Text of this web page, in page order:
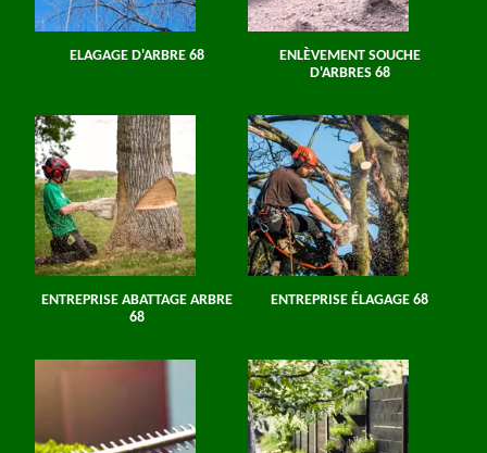
ELAGAGE D'ARBRE 68
ENLÈVEMENT SOUCHE
D'ARBRES 68
ENTREPRISE ABATTAGE ARBRE
68
ENTREPRISE ÉLAGAGE 68